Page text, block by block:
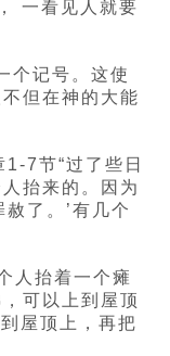
一看见人就要
个记号。这使
但在神的大能
7节“过了些日
抬来的。因为
了。’有几个
人抬着一个瘫
可以上到屋顶
屋顶上，再把